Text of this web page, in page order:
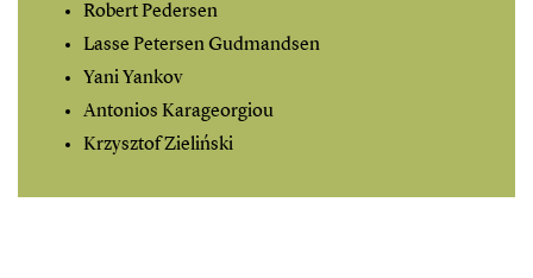
Robert Pedersen
Lasse Petersen Gudmandsen
Yani Yankov
Antonios Karageorgiou
Krzysztof Zieliński